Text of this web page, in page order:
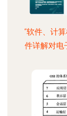
“软件、计
件详解对电